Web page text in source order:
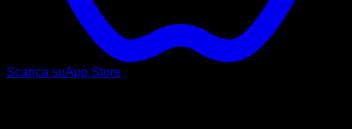
Scarica suApp Store